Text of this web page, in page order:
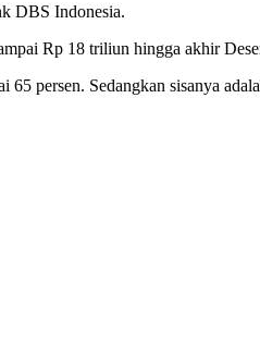
DBS Indonesia.
Rp 18 triliun hingga akhir
65 persen. Sedangkan sisanya